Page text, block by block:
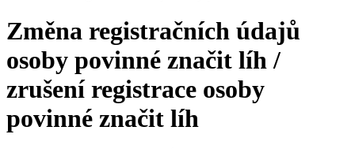
Změna registračních údajů
osoby povinné značit líh /
zrušení registrace osoby
povinné značit líh